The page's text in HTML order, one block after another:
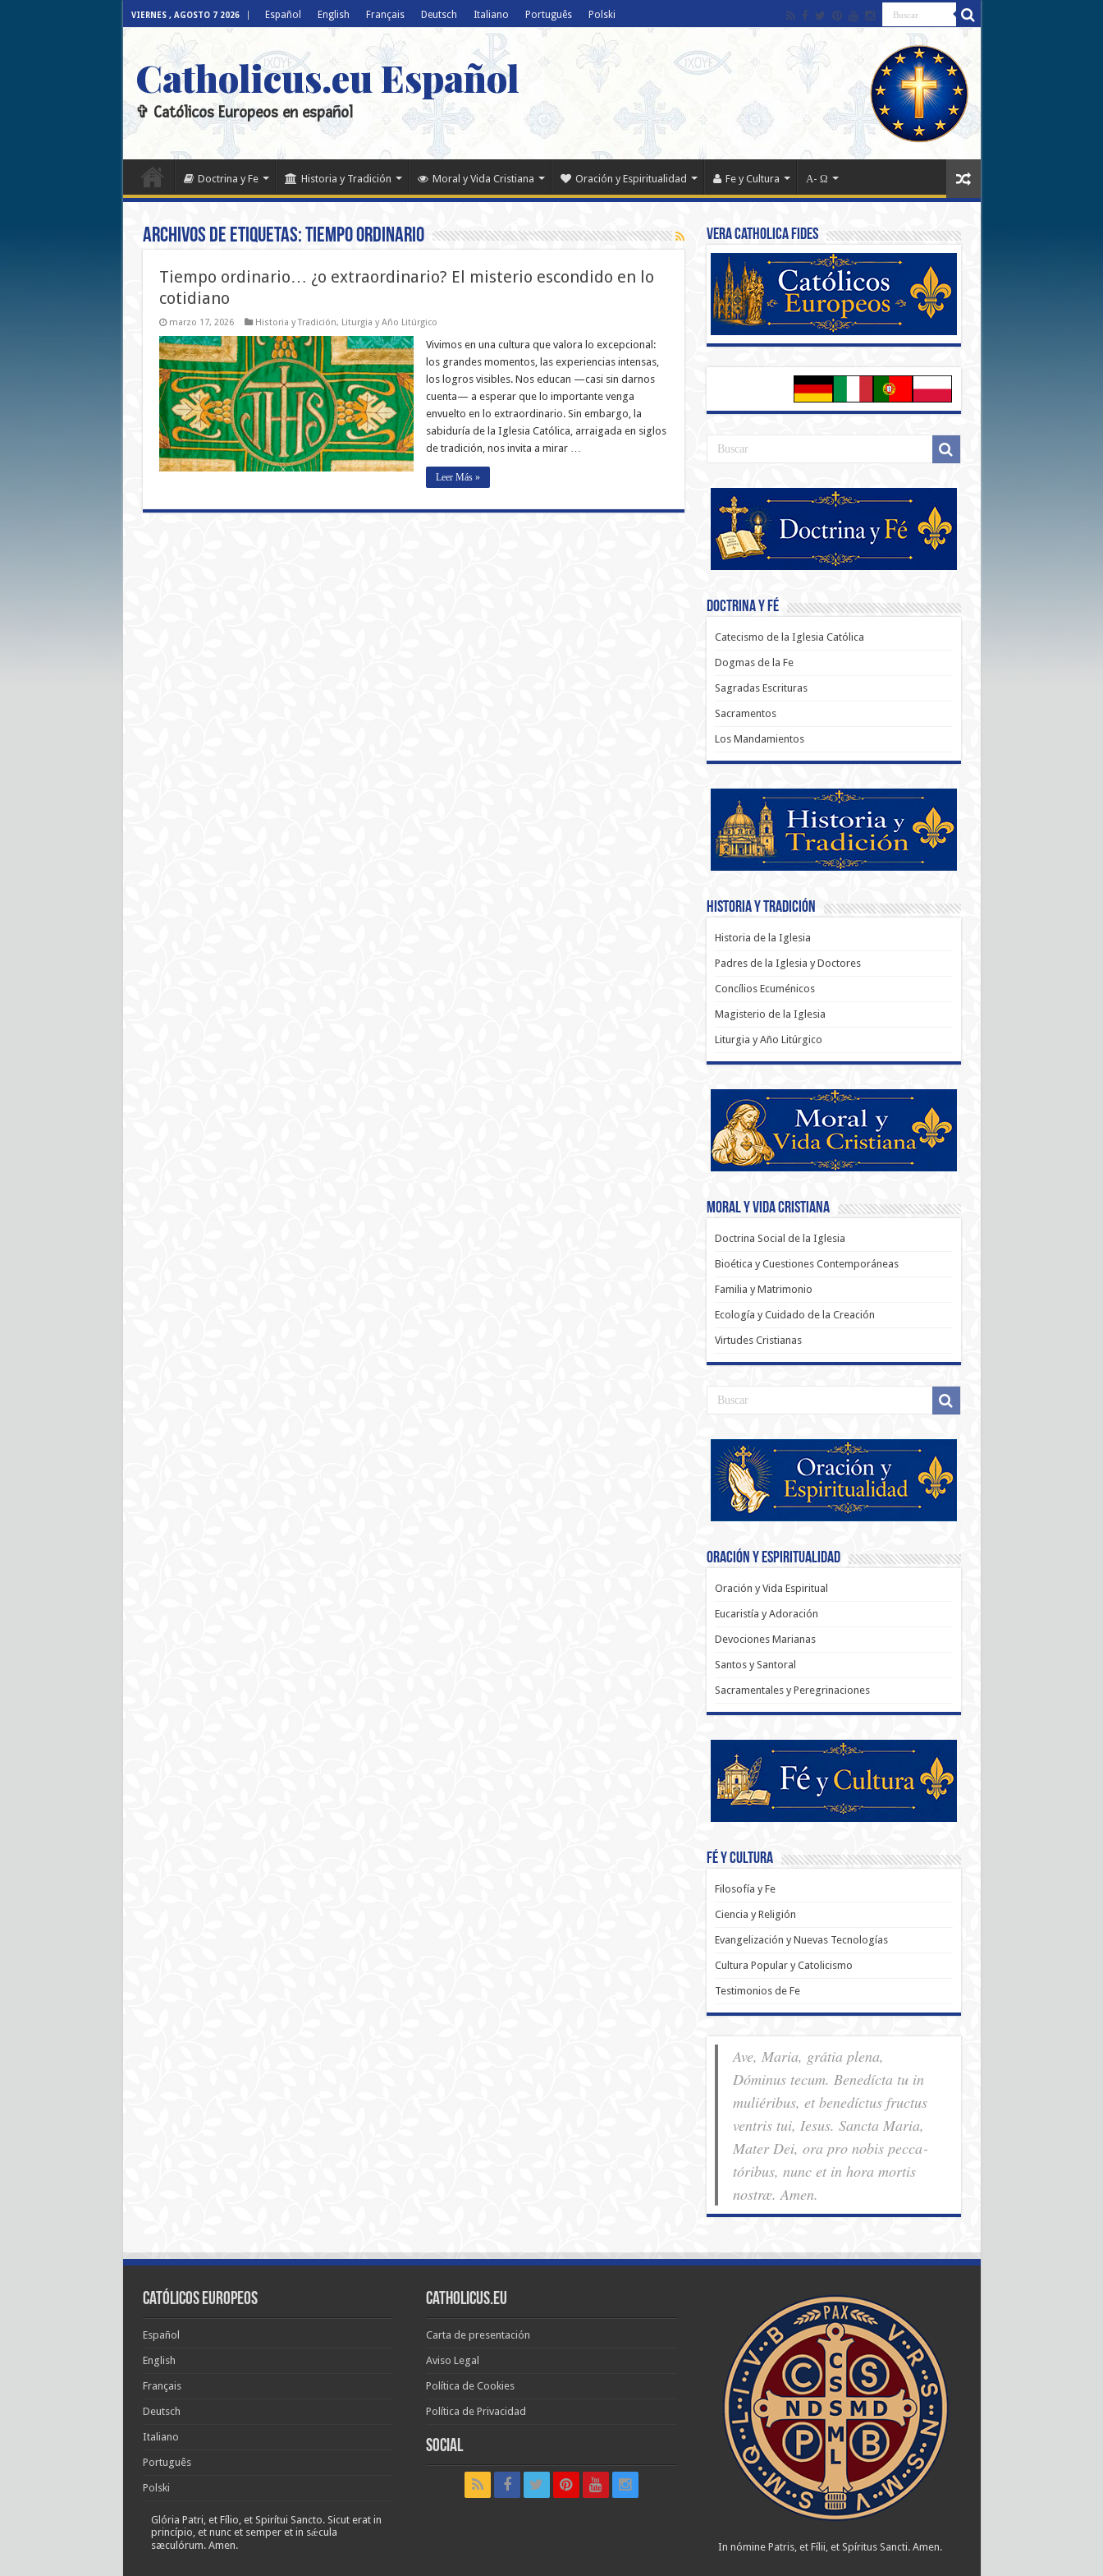
VIERNES , AGOSTO 7 2026 Español English Français Deutsch Italiano Português Polski
Catholicus.eu Español
✞ Católicos Europeos en español
Doctrina y Fe Historia y Tradición Moral y Vida Cristiana Oración y Espiritualidad Fe y Cultura Α- Ω
Archivos de etiquetas:Tiempo ordinario
Tiempo ordinario… ¿o extraordinario? El misterio escondido en lo
cotidiano
marzo 17, 2026 Historia y Tradición, Liturgia y Año Litúrgico
Vivimos en una cultura que valora lo excepcional:
los grandes momentos, las experiencias intensas,
los logros visibles. Nos educan —casi sin darnos
cuenta— a esperar que lo importante venga
envuelto en lo extraordinario. Sin embargo, la
sabiduría de la Iglesia Católica, arraigada en siglos
de tradición, nos invita a mirar …
Leer Más »
Vera Catholica Fides
Doctrina y Fé
Catecismo de la Iglesia Católica
Dogmas de la Fe
Sagradas Escrituras
Sacramentos
Los Mandamientos
Historia y Tradición
Historia de la Iglesia
Padres de la Iglesia y Doctores
Concílios Ecuménicos
Magisterio de la Iglesia
Liturgia y Año Litúrgico
Moral y Vida Cristiana
Doctrina Social de la Iglesia
Bioética y Cuestiones Contemporáneas
Familia y Matrimonio
Ecología y Cuidado de la Creación
Virtudes Cristianas
Oración y Espiritualidad
Oración y Vida Espiritual
Eucaristía y Adoración
Devociones Marianas
Santos y Santoral
Sacramentales y Peregrinaciones
Fé y Cultura
Filosofía y Fe
Ciencia y Religión
Evangelización y Nuevas Tecnologías
Cultura Popular y Catolicismo
Testimonios de Fe
Ave, Maria, grátia plena,
Dóminus tecum. Benedícta tu in
muliéribus, et benedíctus fructus
ventris tui, Iesus. Sancta Maria,
Mater Dei, ora pro nobis pec­ca­
tóribus, nunc et in hora mortis
nostræ. Amen.
Católicos Europeos
Español
English
Français
Deutsch
Italiano
Português
Polski
Glória Patri, et Fílio, et Spirítui Sancto. Sicut erat in
princípio, et nunc et semper et in sǽcula
sæculórum. Amen.
Catholicus.eu
Carta de presentación
Aviso Legal
Política de Cookies
Política de Privacidad
Social
In nómine Patris, et Fílii, et Spíritus Sancti. Amen.